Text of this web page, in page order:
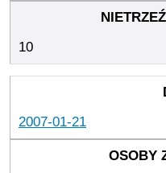
10
2007-01-21